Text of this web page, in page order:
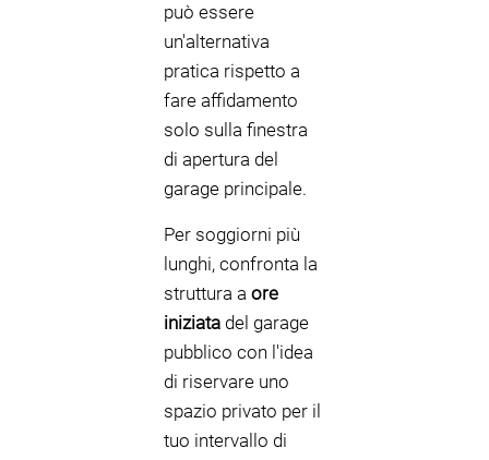
può essere
un'alternativa
pratica rispetto a
fare affidamento
solo sulla finestra
di apertura del
garage principale.
Per soggiorni più
lunghi, confronta la
struttura a ore
iniziata del garage
pubblico con l'idea
di riservare uno
spazio privato per il
tuo intervallo di